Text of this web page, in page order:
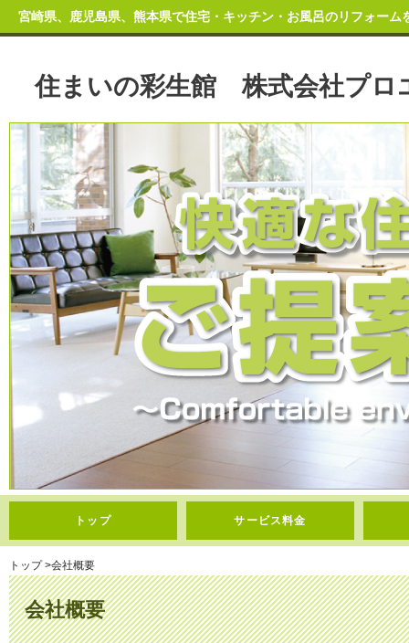
住まいの彩生館 株式会社プロ
宮崎県、鹿児島県、熊本県で住宅・キッチン・お風呂のリフォー
トップ サービス料金
会社概要
トップ>会社概要